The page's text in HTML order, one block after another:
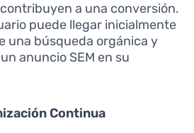
a una conversión.
puede llegar inicialmente
una búsqueda orgánica y
anuncio SEM en su
Continua